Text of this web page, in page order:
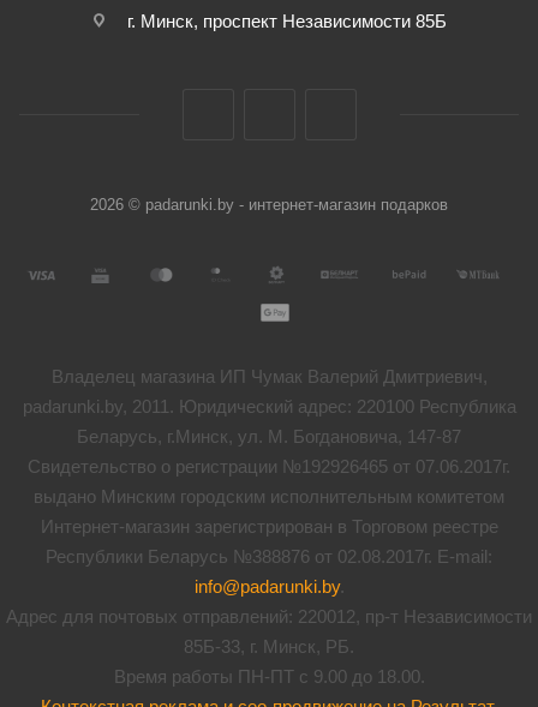
г. Минск, проспект Независимости 85Б
2026 © padarunki.by - интернет-магазин подарков
Владелец магазина ИП Чумак Валерий Дмитриевич,
padarunki.by, 2011. Юридический адрес: 220100 Республика
Беларусь, г.Минск, ул. М. Богдановича, 147-87
Свидетельство о регистрации №192926465 от 07.06.2017г.
выдано Минским городским исполнительным комитетом
Интернет-магазин зарегистрирован в Торговом реестре
Республики Беларусь №388876 от 02.08.2017г. E-mail:
info@padarunki.by.
Адрес для почтовых отправлений: 220012, пр-т Независимости
85Б-33, г. Минск, РБ.
Время работы ПН-ПТ с 9.00 до 18.00.